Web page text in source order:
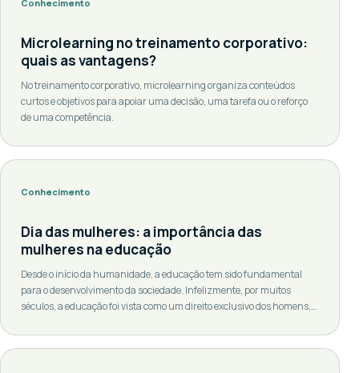
Conhecimento
Microlearning no treinamento corporativo:
quais as vantagens?
No treinamento corporativo, microlearning organiza conteúdos
curtos e objetivos para apoiar uma decisão, uma tarefa ou o reforço
de uma competência.
Conhecimento
Dia das mulheres: a importância das
mulheres na educação
Desde o início da humanidade, a educação tem sido fundamental
para o desenvolvimento da sociedade. Infelizmente, por muitos
séculos, a educação foi vista como um direito exclusivo dos homens,
dos anos, a importância das mulheres na educação tem sido cada